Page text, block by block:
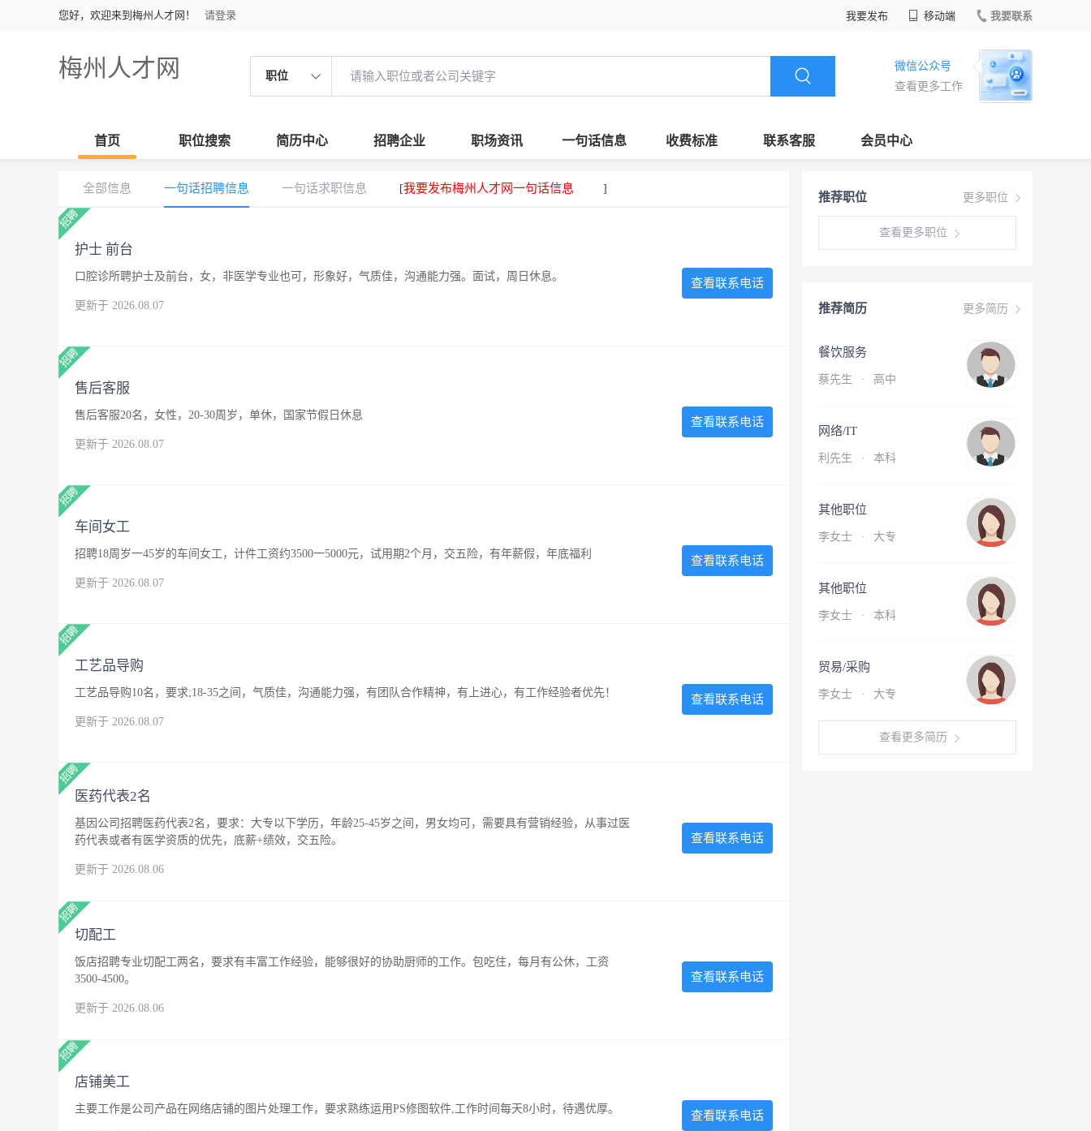
您好，欢迎来到梅州人才网！ 请登录 我要发布 移动端 我要联系
梅州人才网 职位
微信公众号
查看更多工作
首页 职位搜索 简历中心 招聘企业 职场资讯 一句话信息 收费标准 联系客服 会员中心
更多职位
推荐职位
查看更多职位
更多简历
推荐简历
餐饮服务
蔡先生 · 高中
网络/IT
利先生 · 本科
其他职位
李女士 · 大专
其他职位
李女士 · 本科
贸易/采购
李女士 · 大专
查看更多简历
全部信息 一句话招聘信息 一句话求职信息 [我要发布梅州人才网一句话信息 ]
护士 前台
口腔诊所聘护士及前台，女，非医学专业也可，形象好，气质佳，沟通能力强。面试，周日休息。
更新于 2026.08.07
查看联系电话
售后客服
售后客服20名，女性，20-30周岁，单休，国家节假日休息
更新于 2026.08.07
查看联系电话
车间女工
招聘18周岁一45岁的车间女工，计件工资约3500一5000元，试用期2个月，交五险，有年薪假，年底福利
更新于 2026.08.07
查看联系电话
工艺品导购
工艺品导购10名，要求;18-35之间，气质佳，沟通能力强，有团队合作精神，有上进心，有工作经验者优先！
更新于 2026.08.07
查看联系电话
医药代表2名
基因公司招聘医药代表2名，要求：大专以下学历，年龄25-45岁之间，男女均可，需要具有营销经验，从事过医
药代表或者有医学资质的优先，底薪+绩效，交五险。
更新于 2026.08.06
查看联系电话
切配工
饭店招聘专业切配工两名，要求有丰富工作经验，能够很好的协助厨师的工作。包吃住，每月有公休，工资
3500-4500。
更新于 2026.08.06
查看联系电话
店铺美工
主要工作是公司产品在网络店铺的图片处理工作，要求熟练运用PS修图软件,工作时间每天8小时，待遇优厚。 查看联系电话